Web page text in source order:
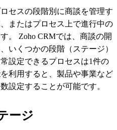
セスの段階別に商談を管理す
またはプロセス上で進行中の
。 Zoho CRMでは、商談の開
いくつかの段階（ステージ）
設定できるプロセスは1件の
利用すると、製品や事業など
設定することが可能です。
ージ